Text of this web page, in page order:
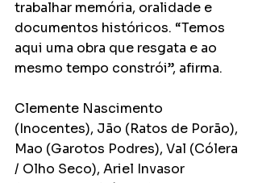
trabalhar memória, oralidade e
documentos históricos. “Temos
aqui uma obra que resgata e ao
mesmo tempo constrói”, afirma.
Clemente Nascimento
(Inocentes), Jão (Ratos de Porão),
Mao (Garotos Podres), Val (Cólera
/ Olho Seco), Ariel Invasor